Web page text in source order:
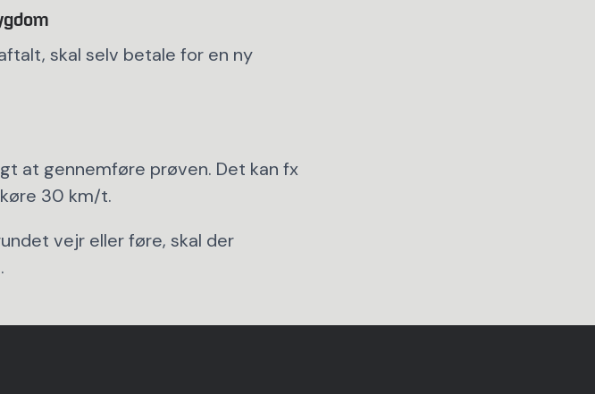
skal selv betale for en ny
at gennemføre prøven. Det kan fx
30 km/t.
vejr eller føre, skal der